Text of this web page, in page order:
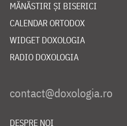
MĂNĂSTIRI ȘI BISERICI
CALENDAR ORTODOX
WIDGET DOXOLOGIA
RADIO DOXOLOGIA
DESPRE NOI